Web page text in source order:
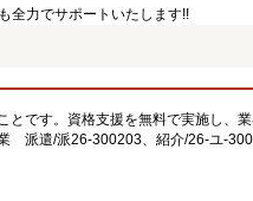
全力でサポートいたします!!
とです。資格支援を無料で実施し、
派遣/派26-300203、紹介/26-ユ-